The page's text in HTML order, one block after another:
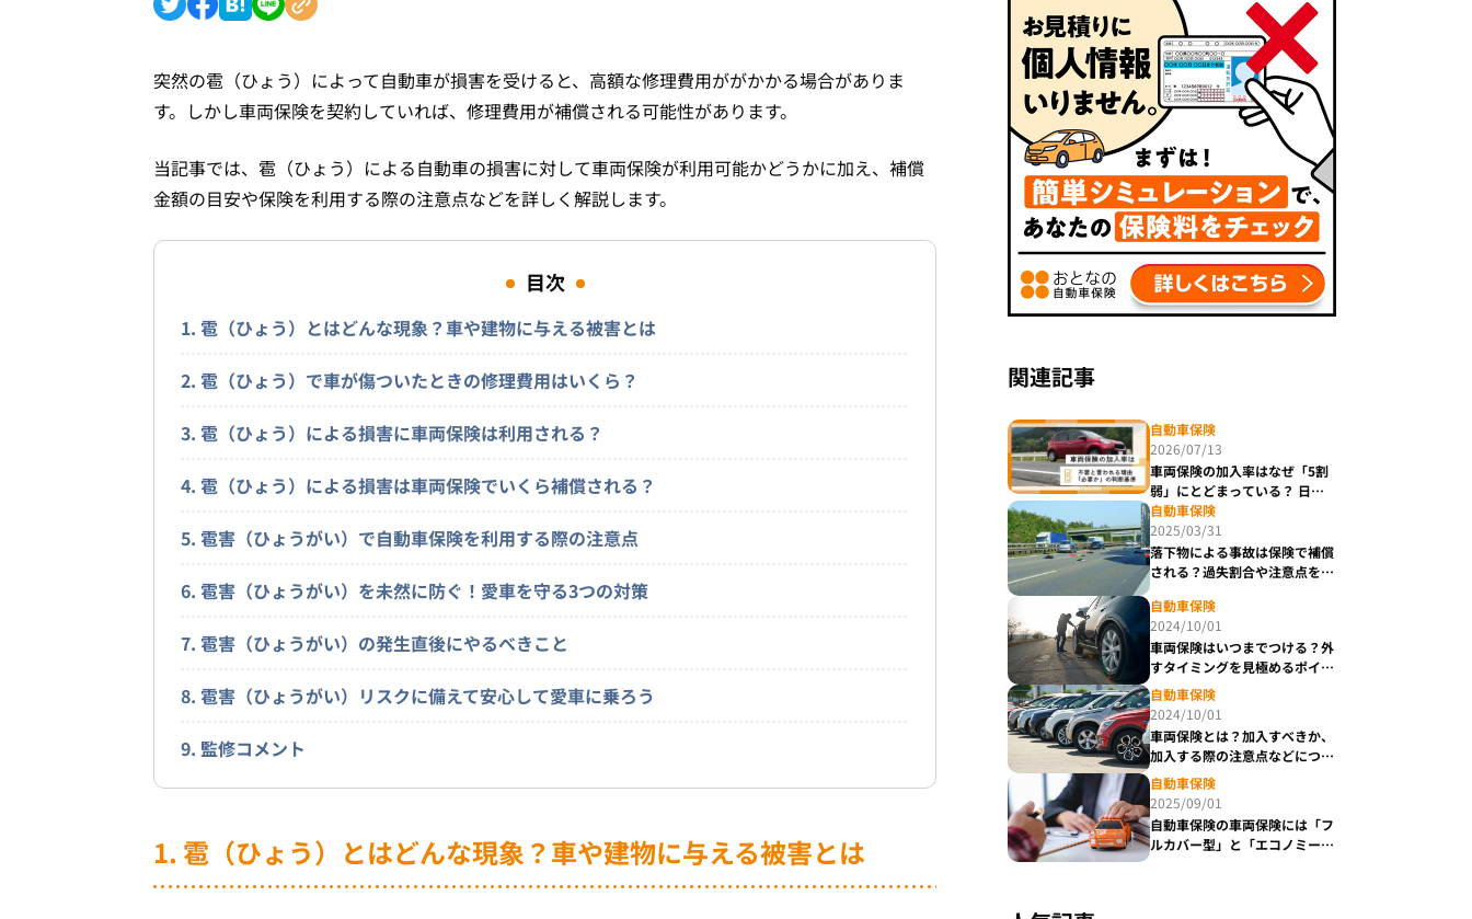
突然の雹（ひょう）によって自動車が損害を受けると、高額な修理費用ががかかる場合がありま
す。しかし車両保険を契約していれば、修理費用が補償される可能性があります。
当記事では、雹（ひょう）による自動車の損害に対して車両保険が利用可能かどうかに加え、補償
金額の目安や保険を利用する際の注意点などを詳しく解説します。
目次
1. 雹（ひょう）とはどんな現象？車や建物に与える被害とは
2. 雹（ひょう）で車が傷ついたときの修理費用はいくら？
3. 雹（ひょう）による損害に車両保険は利用される？
4. 雹（ひょう）による損害は車両保険でいくら補償される？
5. 雹害（ひょうがい）で自動車保険を利用する際の注意点
6. 雹害（ひょうがい）を未然に防ぐ！愛車を守る3つの対策
7. 雹害（ひょうがい）の発生直後にやるべきこと
8. 雹害（ひょうがい）リスクに備えて安心して愛車に乗ろう
9. 監修コメント
1. 雹（ひょう）とはどんな現象？車や建物に与える被害とは
関連記事
自動車保険
2026/07/13
車両保険の加入率はなぜ「5割
弱」にとどまっている？ 日本
損害保険協会に聞く「未加入リ
スク」と「いる・いらない」に
必要な判断基準
自動車保険
2025/03/31
落下物による事故は保険で補償
される？過失割合や注意点を解
説
自動車保険
2024/10/01
車両保険はいつまでつける？外
すタイミングを見極めるポイン
トを解説
自動車保険
2024/10/01
車両保険とは？加入すべきか、
加入する際の注意点などについ
て解説
自動車保険
2025/09/01
自動車保険の車両保険には「フ
ルカバー型」と「エコノミー